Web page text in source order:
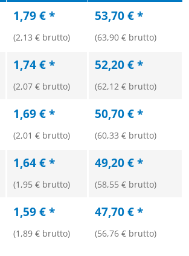
1,79 € *
(2,13 € brutto)
53,70 € *
(63,90 € brutto)
1,74 € *
(2,07 € brutto)
52,20 € *
(62,12 € brutto)
1,69 € *
(2,01 € brutto)
50,70 € *
(60,33 € brutto)
1,64 € *
(1,95 € brutto)
49,20 € *
(58,55 € brutto)
1,59 € *
(1,89 € brutto)
47,70 € *
(56,76 € brutto)